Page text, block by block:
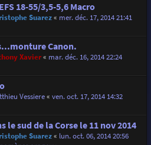
18-55/3,5-5,6 Macro
Suarez« mer. déc. 17, 2014 21:41
Canon.
Xavier« mar. déc. 16, 2014 22:24
Vessiere« ven. oct. 17, 2014 14:32
le sud de la Corse le 11 nov 2014
Suarez« lun. oct. 06, 2014 20:56